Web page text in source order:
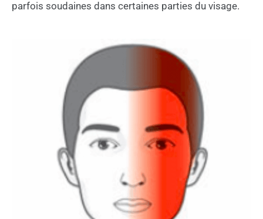
parfois soudaines dans certaines parties du visage.